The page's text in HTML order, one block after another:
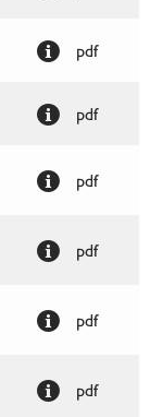
pdf
pdf
pdf
pdf
pdf
pdf